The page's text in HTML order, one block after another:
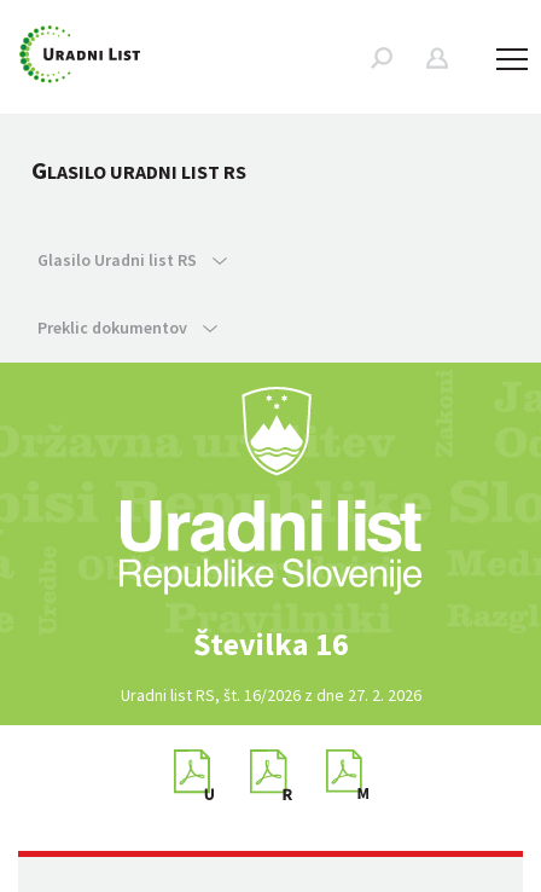
GLASILO URADNI LIST RS
Glasilo Uradni list RS
Preklic dokumentov
Številka 16
Uradni list RS, št. 16/2026 z dne 27. 2. 2026